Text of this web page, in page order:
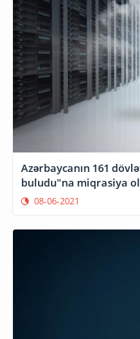
Azərbaycanın 161
buludu"na miqrasiya
08-06-2021